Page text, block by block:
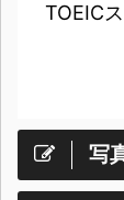
TOEIC
写